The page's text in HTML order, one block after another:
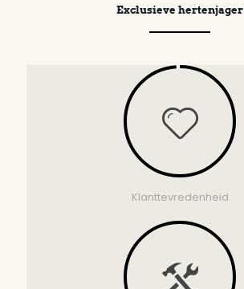
Exclusieve hertenjager
Klanttevredenheid